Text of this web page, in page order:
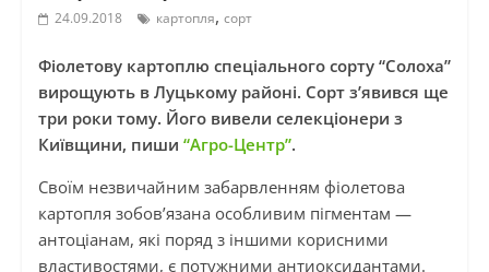
24.09.2018 картопля, сорт
Фіолетову картоплю спеціального сорту “Солоха”
вирощують в Луцькому районі. Сорт з’явився ще
три роки тому. Його вивели селекціонери з
Київщини, пиши “Агро-Центр”.
Своїм незвичайним забарвленням фіолетова
картопля зобов’язана особливим пігментам —
антоціанам, які поряд з іншими корисними
властивостями, є потужними антиоксидантами.